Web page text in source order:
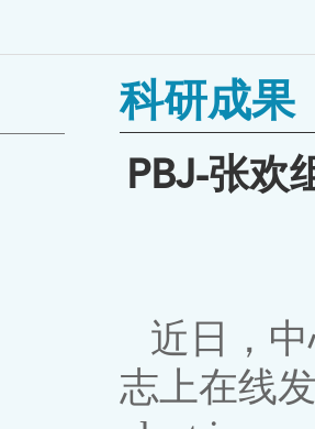
科研成果
PBJ-张欢
近日，
志上在线